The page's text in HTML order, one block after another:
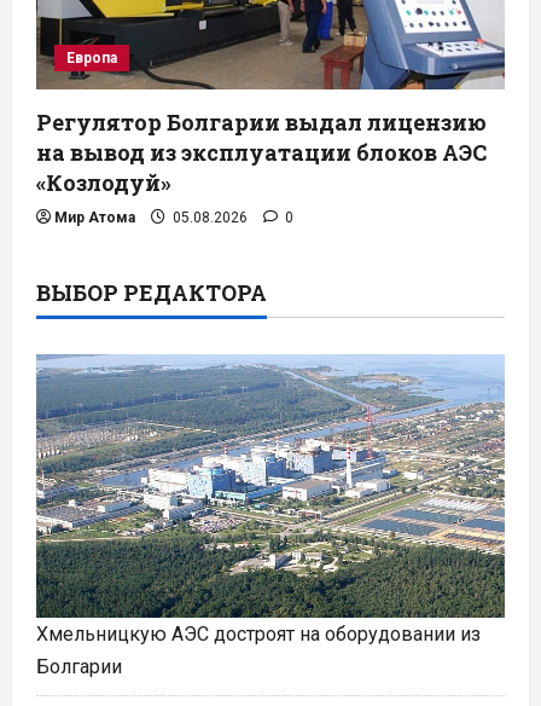
Европа
Регулятор Болгарии выдал лицензию
на вывод из эксплуатации блоков АЭС
«Козлодуй»
Мир Атома 05.08.2026 0
ВЫБОР РЕДАКТОРА
Хмельницкую АЭС достроят на оборудовании из
Болгарии